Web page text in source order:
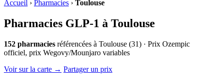
Accueil › Pharmacies › Toulouse
Pharmacies GLP-1 à Toulouse
152 pharmacies référencées à Toulouse (31) · Prix Ozempic
officiel, prix Wegovy/Mounjaro variables
Voir sur la carte → Partager un prix